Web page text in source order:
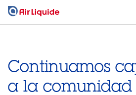
Pasar
Continuamos
a la